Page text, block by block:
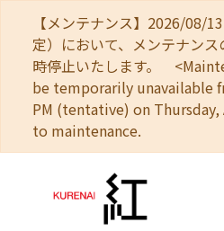
【メンテナンス】2026/08/
定）において、メンテナン
時停止いたします。
be temporarily unavailable
PM (tentative) on
to maintenance.